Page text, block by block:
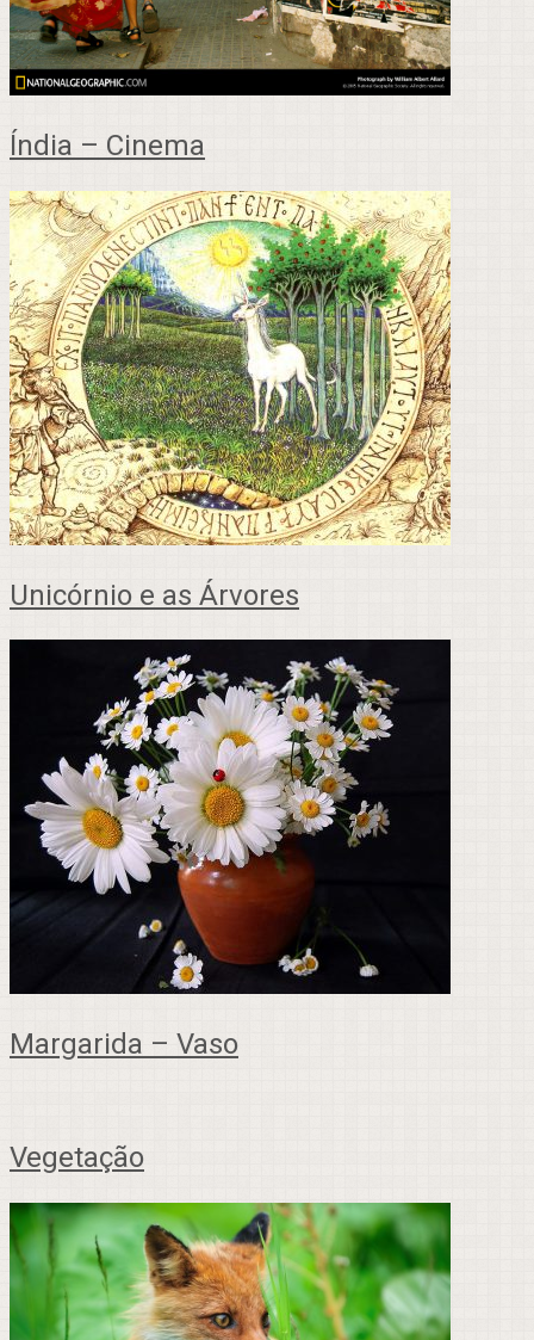
Índia – Cinema
Unicórnio e as Árvores
Margarida – Vaso
Vegetação